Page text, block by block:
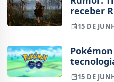
receber
PC e
15 DE
militares,
15 DE